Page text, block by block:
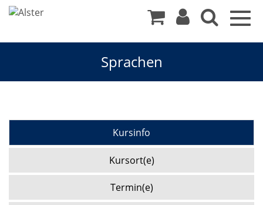
Sprachen
Kursinfo
Kursort(e)
Termin(e)